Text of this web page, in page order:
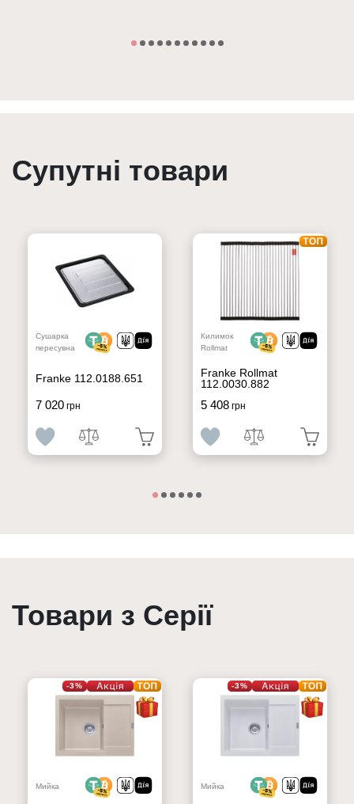
Супутні товари
Сушарка
пересувна
Franke 112.0188.651
7 020грн
Килимок
Rollmat
Franke Rollmat
112.0030.882
5 408грн
Товари з Серії
-3%
Мийка
-3%
Мийка